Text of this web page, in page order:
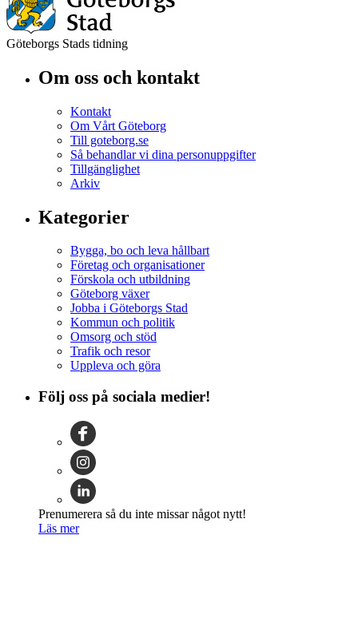
Göteborgs Stads tidning
Om oss och kontakt
Kontakt
Om Vårt Göteborg
Till goteborg.se
Så behandlar vi dina personuppgifter
Tillgänglighet
Arkiv
Kategorier
Bygga, bo och leva hållbart
Företag och organisationer
Förskola och utbildning
Göteborg växer
Jobba i Göteborgs Stad
Kommun och politik
Omsorg och stöd
Trafik och resor
Uppleva och göra
Följ oss på sociala medier!
Prenumerera så du inte missar något nytt!
Läs mer